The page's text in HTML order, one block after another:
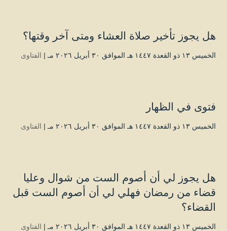
هل يجوز تأخير صلاة العشاء ومتى آخر وقتها؟
الخميس ۱۳ ذو القعدة ۱٤٤۷ هـ الموافق ۳۰ أبريل ۲۰۲٦ مـ | الفتاوى
فتوى في الظهار
الخميس ۱۳ ذو القعدة ۱٤٤۷ هـ الموافق ۳۰ أبريل ۲۰۲٦ مـ | الفتاوى
هل يجوز لي أن أصوم الست من شوال وعليا
قضاء من رمضان فهلي لي أن أصوم الست قبل
القضاء؟
الخميس ۱۳ ذو القعدة ۱٤٤۷ هـ الموافق ۳۰ أبريل ۲۰۲٦ مـ | الفتاوى